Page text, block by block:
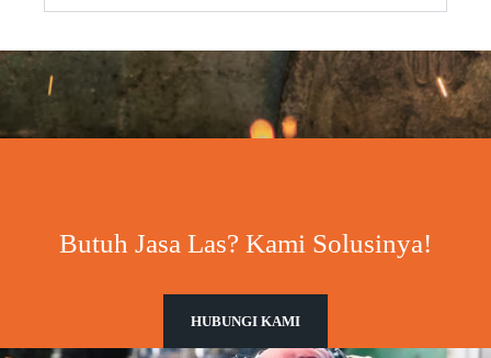
Butuh Jasa Las? Kami Solusinya!
HUBUNGI KAMI